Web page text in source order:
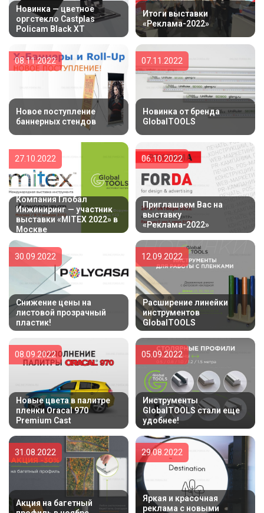
Новинка — цветное
оргстекло Castplas
Policam Black XT
Итоги выставки
«Реклама-2022»
Новое поступление
баннерных стендов
08.11.2022
Новинка от бренда
GlobalTOOLS
07.11.2022
Компания Глобал
Инжиниринг — участник
выставки «MITEX 2022» в
Москве
27.10.2022
Приглашаем Вас на
выставку
«Реклама-2022»
06.10.2022
Снижение цены на
листовой прозрачный
пластик!
30.09.2022
Расширение линейки
инструментов
GlobalTOOLS
12.09.2022
Новые цвета в палитре
пленки Oracal 970
Premium Cast
08.09.2022
Инструменты
GlobalTOOLS стали еще
удобнее!
05.09.2022
Акция на багетный
31.08.2022
Яркая и красочная
реклама с новыми
29.08.2022